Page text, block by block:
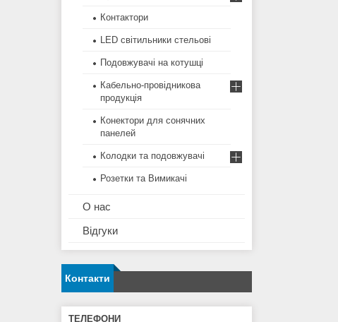
Контактори
LED світильники стельові
Подовжувачі на котушці
Кабельно-провідникова
продукція
Конектори для сонячних
панелей
Колодки та подовжувачі
Розетки та Вимикачі
О нас
Відгуки
Контакти